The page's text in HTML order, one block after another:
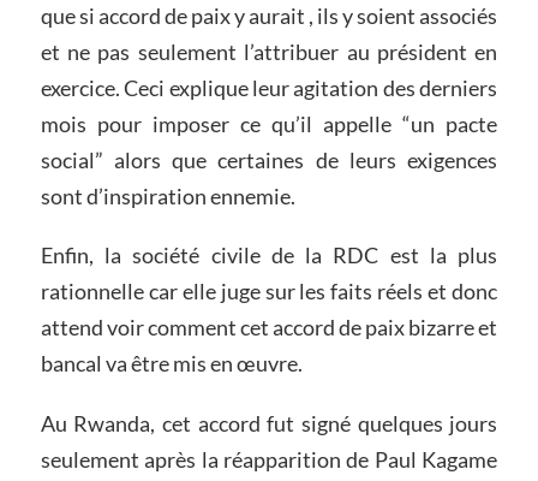
que si accord de paix y aurait , ils y soient associés
et ne pas seulement l’attribuer au président en
exercice. Ceci explique leur agitation des derniers
mois pour imposer ce qu’il appelle “un pacte
social” alors que certaines de leurs exigences
sont d’inspiration ennemie.
Enfin, la société civile de la RDC est la plus
rationnelle car elle juge sur les faits réels et donc
attend voir comment cet accord de paix bizarre et
bancal va être mis en œuvre.
Au Rwanda, cet accord fut signé quelques jours
seulement après la réapparition de Paul Kagame